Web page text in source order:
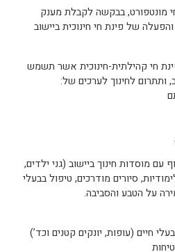
מונטפורט, בבקשה לקבלת מענק
של פינת חי חינוכית ביישוב
חי קהילתית-חינוכית אשר תשמש
ותתרום לחינוך לערכים של:
עם מוסדות חינוך ביישוב (גני ילדים,
סיורים מודרכים, טיפול בבעלי
על הטבע והסביבה.
חיים (עופות, יונקים קטנים וכד’)